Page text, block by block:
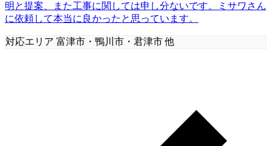
明と提案、また工事に関しては申し分ないです。ミサワさん
に依頼して本当に良かったと思っています。
対応エリア 富津市・鴨川市・君津市 他